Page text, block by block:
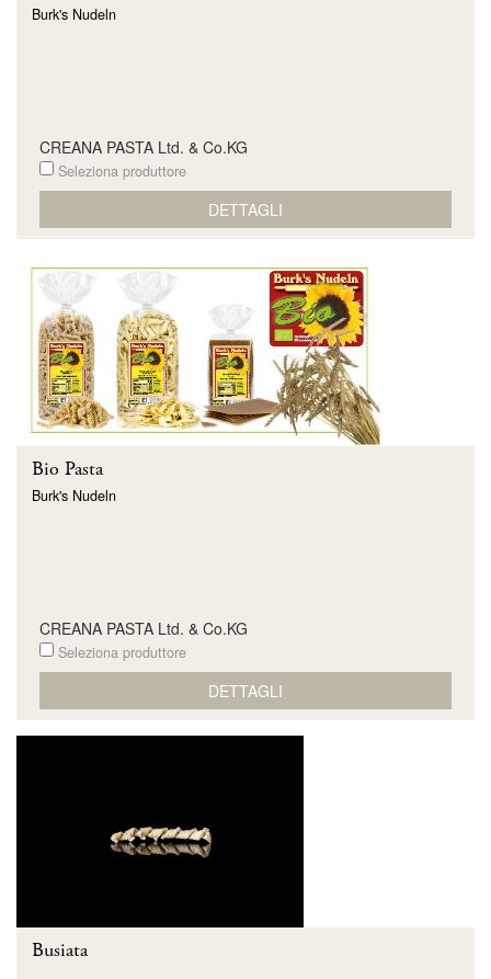
Burk's Nudeln
CREANA PASTA Ltd. & Co.KG
Seleziona produttore
DETTAGLI
Bio Pasta
Burk's Nudeln
CREANA PASTA Ltd. & Co.KG
Seleziona produttore
DETTAGLI
Busiata